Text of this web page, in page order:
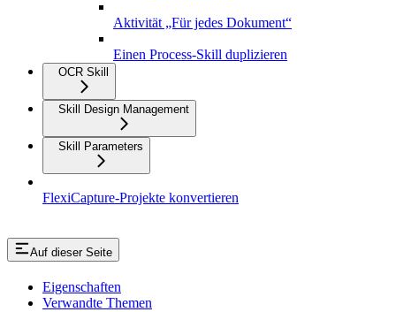
Aktivität „Für jedes Dokument“
Einen Process-Skill duplizieren
OCR Skill
Skill Design Management
Skill Parameters
FlexiCapture-Projekte konvertieren
Auf dieser Seite
Eigenschaften
Verwandte Themen